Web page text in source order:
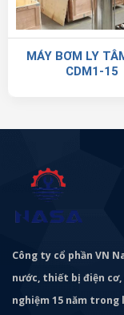
MÁY BƠM LY
CDM1-15
Công ty cổ phần VN
nước, thiết bị điện cơ,
nghiệm 15 năm